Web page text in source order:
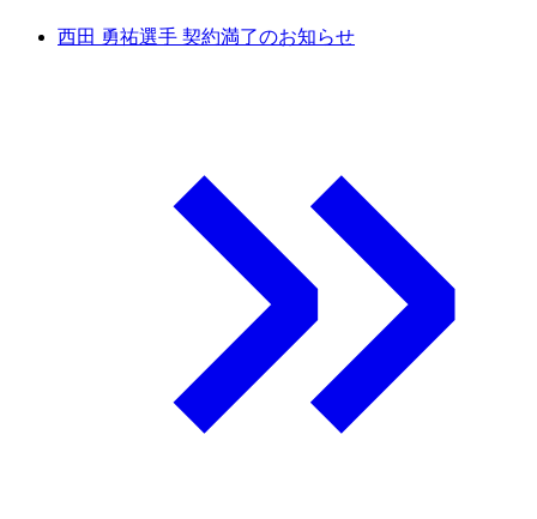
西田 勇祐選手 契約満了のお知らせ